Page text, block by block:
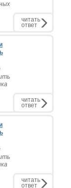
читать
ответ
читать
ответ
читать
ответ